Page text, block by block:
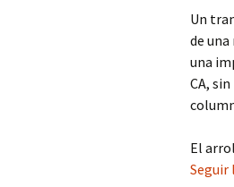
Un
de
una
CA,
El
Seguir